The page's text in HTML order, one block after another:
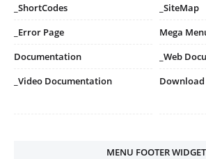
_ShortCodes
_SiteMap
_Error Page
Mega
Documentation
_Web
_Video Documentation
Download
MENU FOOTER WIDGET